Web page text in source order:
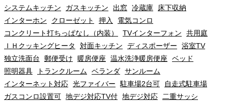
システムキッチン
ガスキッチン 出窓 冷蔵庫
床下収納
インターホン
クローゼット 押入
電気コンロ
コンクリート打ちっぱなし（内装）
TVインターフォン
共用庭
ＩＨクッキングヒータ
対面キッチン ディスポーザー
浴室TV
独立洗面台
郵便受け 暖房便座 温水洗浄暖房便座
ベッド
照明器具
トランクルーム ベランダ サンルーム
インターネット対応 光ファイバー 駐車場2台可
自走式駐車場
ガスコンロ設置可 地デジ対応TV付 地デジ対応 二重サッシ